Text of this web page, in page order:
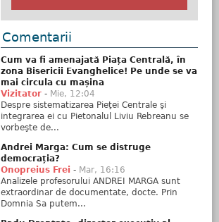
Comentarii
Cum va fi amenajată Piața Centrală, în
zona Bisericii Evanghelice! Pe unde se va
mai circula cu mașina
Vizitator - Mie, 12:04
Despre sistematizarea Pieţei Centrale şi
integrarea ei cu Pietonalul Liviu Rebreanu se
vorbeşte de...
Andrei Marga: Cum se distruge
democrația?
Onopreius Frei - Mar, 16:16
Analizele profesorului ANDREI MARGA sunt
extraordinar de documentate, docte. Prin
Domnia Sa putem...